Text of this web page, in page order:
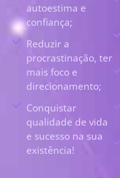
autoestima e
confiança;
Reduzir a
procrastinação, ter
mais foco e
direcionamento;
Conquistar
qualidade de vida
e sucesso na sua
existência!